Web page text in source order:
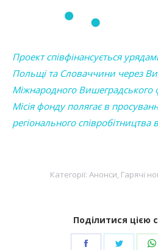
Проект співфінансується
Польщі та Словаччини через
Міжнародного Вишеградського
Місія фонду полягає в
регіонального співробітництва
Категорії: Анонси, Гарячі
Поділитися цією
Share
Share